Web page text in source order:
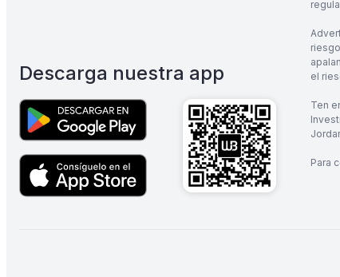
Descarga nuestra app
el
Ten
Para